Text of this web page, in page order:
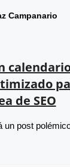
Campanario
de SEO
un post